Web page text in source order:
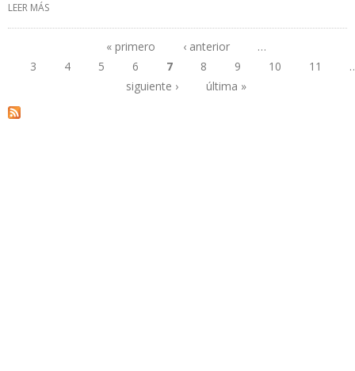
LEER MÁS
Páginas
« primero ‹ anterior
…
3
4 5 6 7 8 9 10 11
siguiente ›
última »